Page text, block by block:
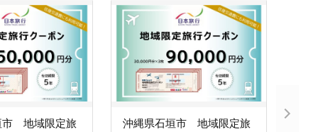
市 地域限定旅
沖縄県石垣市 地域限定旅